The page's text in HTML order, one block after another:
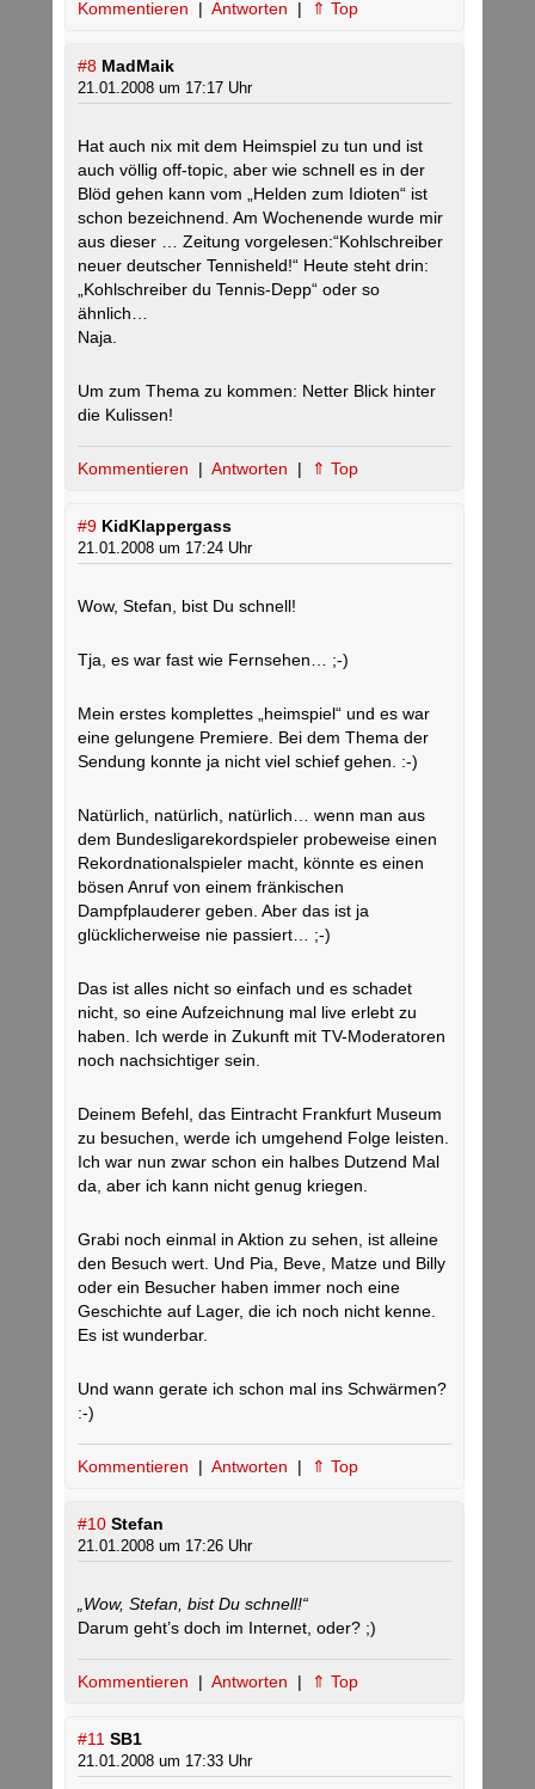
Kommentieren | Antworten | ⇑ Top
#8 MadMaik
21.01.2008 um 17:17 Uhr
Hat auch nix mit dem Heimspiel zu tun und ist
auch völlig off-topic, aber wie schnell es in der
Blöd gehen kann vom „Helden zum Idioten“ ist
schon bezeichnend. Am Wochenende wurde mir
aus dieser … Zeitung vorgelesen:“Kohlschreiber
neuer deutscher Tennisheld!“ Heute steht drin:
„Kohlschreiber du Tennis-Depp“ oder so
ähnlich…
Naja.
Um zum Thema zu kommen: Netter Blick hinter
die Kulissen!
Kommentieren | Antworten | ⇑ Top
#9 KidKlappergass
21.01.2008 um 17:24 Uhr
Wow, Stefan, bist Du schnell!
Tja, es war fast wie Fernsehen… ;-)
Mein erstes komplettes „heimspiel“ und es war
eine gelungene Premiere. Bei dem Thema der
Sendung konnte ja nicht viel schief gehen. :-)
Natürlich, natürlich, natürlich… wenn man aus
dem Bundesligarekordspieler probeweise einen
Rekordnationalspieler macht, könnte es einen
bösen Anruf von einem fränkischen
Dampfplauderer geben. Aber das ist ja
glücklicherweise nie passiert… ;-)
Das ist alles nicht so einfach und es schadet
nicht, so eine Aufzeichnung mal live erlebt zu
haben. Ich werde in Zukunft mit TV-Moderatoren
noch nachsichtiger sein.
Deinem Befehl, das Eintracht Frankfurt Museum
zu besuchen, werde ich umgehend Folge leisten.
Ich war nun zwar schon ein halbes Dutzend Mal
da, aber ich kann nicht genug kriegen.
Grabi noch einmal in Aktion zu sehen, ist alleine
den Besuch wert. Und Pia, Beve, Matze und Billy
oder ein Besucher haben immer noch eine
Geschichte auf Lager, die ich noch nicht kenne.
Es ist wunderbar.
Und wann gerate ich schon mal ins Schwärmen?
:-)
Kommentieren | Antworten | ⇑ Top
#10 Stefan
21.01.2008 um 17:26 Uhr
„Wow, Stefan, bist Du schnell!“
Darum geht’s doch im Internet, oder? ;)
Kommentieren | Antworten | ⇑ Top
#11 SB1
21.01.2008 um 17:33 Uhr